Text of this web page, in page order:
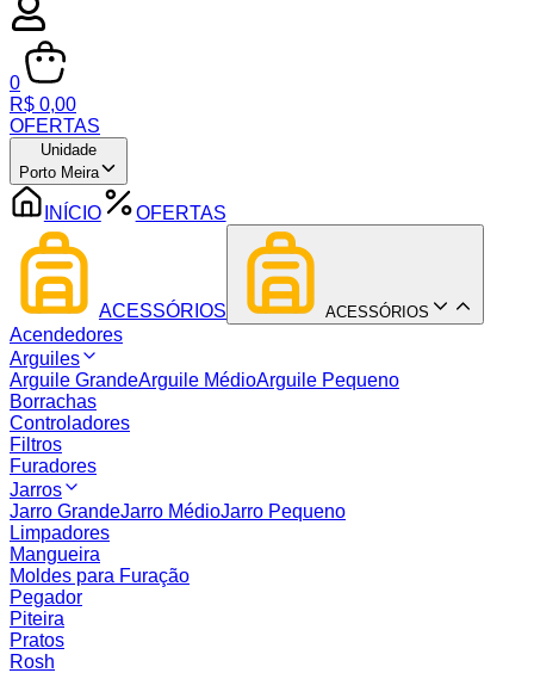
0
R$ 0,00
OFERTAS
Unidade
Porto Meira
INÍCIO OFERTAS
ACESSÓRIOS ACESSÓRIOS
Acendedores
Arguiles
Arguile GrandeArguile MédioArguile Pequeno
Borrachas
Controladores
Filtros
Furadores
Jarros
Jarro GrandeJarro MédioJarro Pequeno
Limpadores
Mangueira
Moldes para Furação
Pegador
Piteira
Pratos
Rosh